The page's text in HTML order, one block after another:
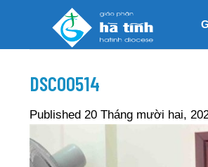
DSC00514
Published 20 Tháng mười hai,